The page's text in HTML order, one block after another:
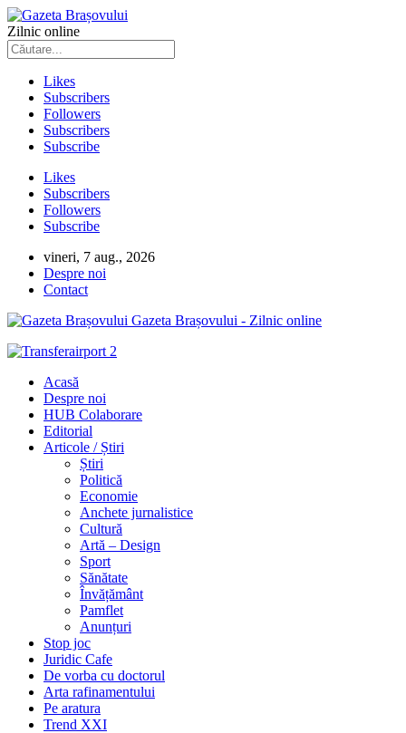
Zilnic online
Likes
Subscribers
Followers
Subscribers
Subscribe
Likes
Subscribers
Followers
Subscribe
vineri, 7 aug., 2026
Despre noi
Contact
Gazeta Brașovului - Zilnic online
Acasă
Despre noi
HUB Colaborare
Editorial
Articole / Știri
Știri
Politică
Economie
Anchete jurnalistice
Cultură
Artă – Design
Sport
Sănătate
Învățământ
Pamflet
Anunțuri
Stop joc
Juridic Cafe
De vorba cu doctorul
Arta rafinamentului
Pe aratura
Trend XXI